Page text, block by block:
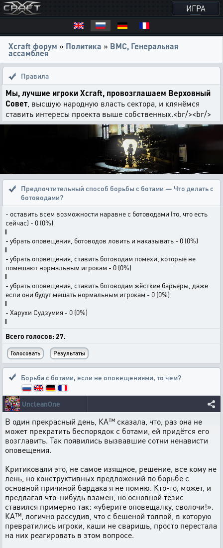
ИГРА
Xcraft форум » Политика » ВМС, Генеральная
ассамблея
Правила
Мы, лучшие игроки Xcraft, провозглашаем Верховный
Совет, высшую народную власть сектора, и клянёмся
ставить интересы проекта выше собственных.<br/><br/>
Предпочтительный способ борьбы с ботами — Что делать с
ботоводами?
- оставить всем возможности наравне с ботоводами (то, что есть
сейчас) - 0 (0%)
- убрать оповещения, ботоводов ловить и наказывать - 0 (0%)
- убрать оповещения, ставить ботоводам помехи, которые не
помешают нормальным игрокам - 0 (0%)
- убрать оповещения, ставить ботоводам жёсткие барьеры, даже
если они будут мешать нормальным игрокам - 0 (0%)
- Харухи Судзумия - 0 (0%)
Всего голосов: 27.
Борьба с ботами, если не оповещениями, то чем?
UncleanOne
В один прекрасный день, КА™ сказала, что, раз она не
может прекратить беспорядок с ботами, ей придётся его
возглавить. Так появились вызвавшие сотни ненависти
оповещения.
Критиковали это, не самое изящное, решение, все кому не
лень, но конструктивных предложений по борьбе с
основной причиной бардака я не помню. Кто-то, может, и
предлагал что-нибудь взамен, но основной тезис
ставился примерно так: «уберите оповещалку, сволочи!».
КА™, логично рассудив, что с бешеной толпой, в которую
превратились игроки, каши не сваришь, просто перестала
на них реагировать в этом вопросе.